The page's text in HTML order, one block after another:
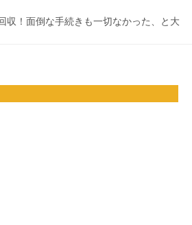
収！面倒な手続きも一切なかった、と大